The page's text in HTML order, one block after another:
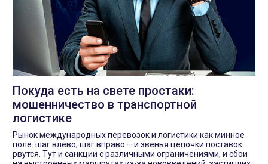
Покуда есть на свете простаки:
мошенничество в транспортной
логистике
Рынок международных перевозок и логистики как минное
поле: шаг влево, шаг вправо – и звенья цепочки поставок
рвутся. Тут и санкции с различными ограничениями, и сбои